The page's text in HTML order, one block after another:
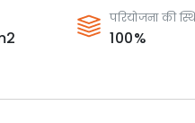
परियोजना की
100%